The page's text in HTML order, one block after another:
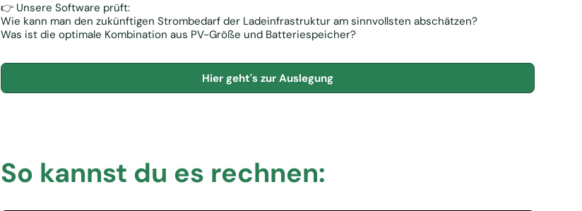
👉 Unsere Software prüft:
Wie kann man den zukünftigen Strombedarf der Ladeinfrastruktur am sinnvollsten abschätzen?
Was ist die optimale Kombination aus PV-Größe und Batteriespeicher?
Hier geht's zur Auslegung
So kannst du es rechnen: